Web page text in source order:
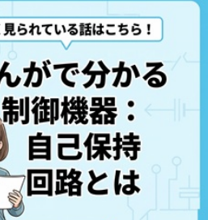
ご注文に際してのお願い
イバシーポリシー